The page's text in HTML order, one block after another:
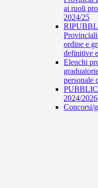
ai ruoli
2024/25
ordine e
definitive
Elenchi
personale
2024/2026
Concorsi/